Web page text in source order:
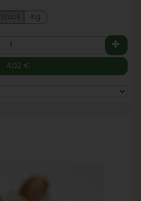
Stück Kg
4,02 €